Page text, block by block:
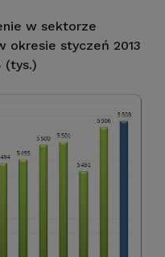
w sektorze
okresie styczeń 2013
(tys.)